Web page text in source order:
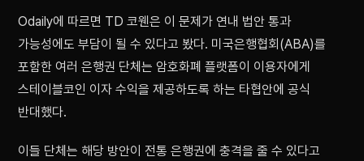
Odaily에 따르면 TD 코웬은 이 문제가 연내 법안 통과
가능성에도 부담이 될 수 있다고 봤다. 미국은행협회(ABA)를
포함한 여러 은행권 단체는 암호화폐 플랫폼이 이용자에게
스테이블코인 이자 수익을 제공하도록 하는 타협안에 공식
반대했다.
이들 단체는 해당 방안이 전통 은행권에 충격을 줄 수 있다고